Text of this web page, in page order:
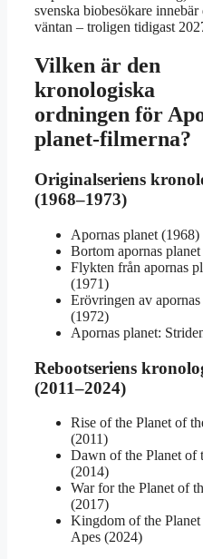
svenska biobesökare innebär
väntan – troligen tidigast
Vilken är den
kronologiska
ordningen för
planet-filmerna?
Originalseriens
(1968–1973)
Apornas planet (1968)
Bortom apornas
Flykten från apornas
(1971)
Erövringen av apornas
(1972)
Apornas planet:
Rebootseriens
(2011–2024)
Rise of the Planet of
(2011)
Dawn of the Planet of
(2014)
War for the Planet of
(2017)
Kingdom of the
Apes (2024)